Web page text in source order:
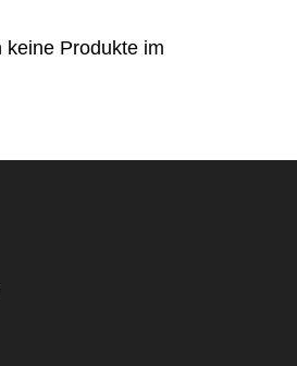
keine Produkte im